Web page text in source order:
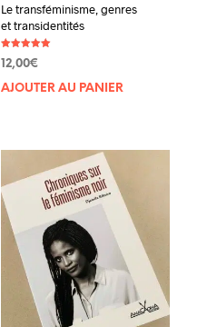
Le transféminisme, genres
et transidentités
5.00
12,00€
AJOUTER AU PANIER